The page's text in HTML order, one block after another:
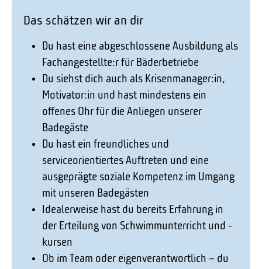
Das schätzen wir an dir
Du hast eine abgeschlossene Ausbildung als
Fachangestellte:r für Bäderbetriebe
Du siehst dich auch als Krisenmanager:in,
Motivator:in und hast mindestens ein
offenes Ohr für die Anliegen unserer
Badegäste
Du hast ein freundliches und
serviceorientiertes Auftreten und eine
ausgeprägte soziale Kompetenz im Umgang
mit unseren Badegästen
Idealerweise hast du bereits Erfahrung in
der Erteilung von Schwimmunterricht und -
kursen
Ob im Team oder eigenverantwortlich – du